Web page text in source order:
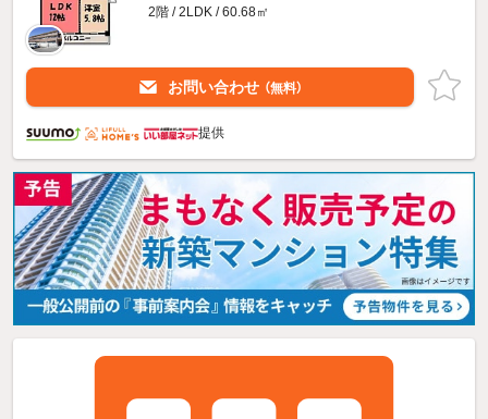
2階 / 2LDK / 60.68㎡
お問い合わせ （無料）
提供